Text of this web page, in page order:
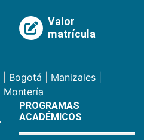
Valor
matrícula
Bogotá Manizales
Montería
PROGRAMAS
ACADÉMICOS